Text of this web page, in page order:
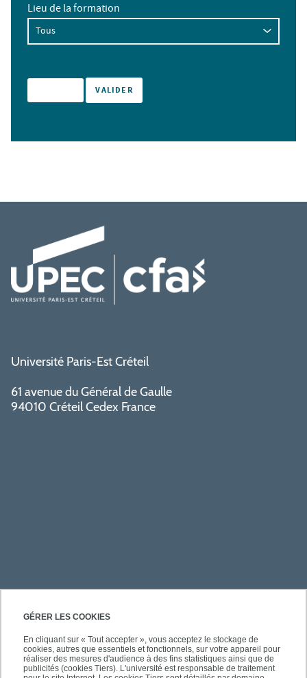
GÉRER LES COOKIES
En cliquant sur « Tout accepter », vous acceptez le stockage de
cookies, autres que essentiels et fonctionnels, sur votre appareil pour
réaliser des mesures d'audience à des fins statistiques ainsi que de
publicités (cookies Tiers). L'université est responsable de traitement
Lieu de la formation
Université Paris-Est Créteil
61 avenue du Général de Gaulle
94010 Créteil Cedex France
PRATIQUE
À PROPOS DE L'UPEC